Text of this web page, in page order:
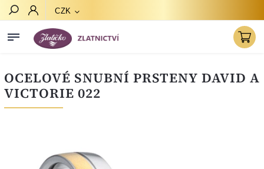
CZK
OCELOVÉ SNUBNÍ PRSTENY DAVID A
VICTORIE 022